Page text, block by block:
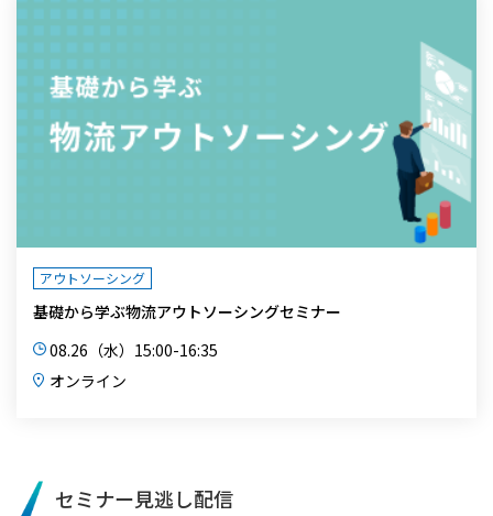
アウトソーシング
基礎から学ぶ物流アウトソーシングセミナー
08.26（水）15:00-16:35
オンライン
セミナー見逃し配信